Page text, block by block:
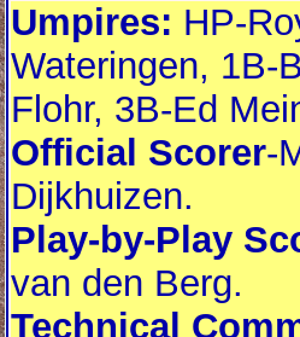
Umpires: HP-
Wateringen, 1B-
Flohr, 3B-Ed
Official Scorer-
Dijkhuizen.
Play-by-Play
van den Berg.
Technical